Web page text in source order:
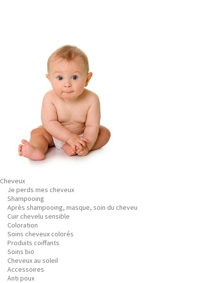
Cheveux
Je perds mes cheveux
Shampooing
Après shampooing, masque, soin du cheveu
Cuir chevelu sensible
Coloration
Soins cheveux colorés
Produits coiffants
Soins bio
Cheveux au soleil
Accessoires
Anti poux